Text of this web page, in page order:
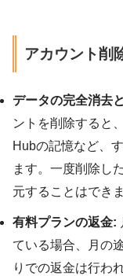
アカウント削
データの完全消去
ントを削除すると
Hubの記憶など、
ます。一度削除し
元することはでき
有料プランの返金:
ている場合、月の
りでの返金は行わ